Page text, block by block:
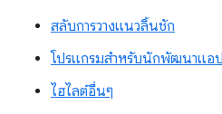
สลับการวางแนวลิ้นชัก
โปรแกรมสำหรับนักพัฒนาแอ
ไฮไลต์อื่นๆ